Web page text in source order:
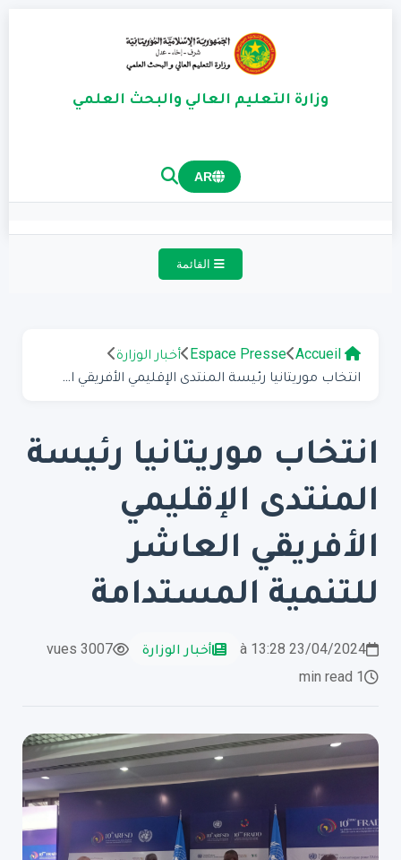
وزارة التعليم العالي والبحث العلمي
AR
القائمة
Accueil
Espace Presse أخبار الوزارة
انتخاب موريتانيا رئيسة المنتدى الإقليمي الأفريقي ا...
انتخاب موريتانيا رئيسة
المنتدى الإقليمي
الأفريقي العاشر
للتنمية المستدامة
23/04/2024 à 13:28 أخبار الوزارة
3007 vues
1 min read